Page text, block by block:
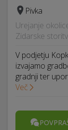
Pivka
Urejanje
Zidarske
V podjetju
izvajamo
gradnji ter
Več